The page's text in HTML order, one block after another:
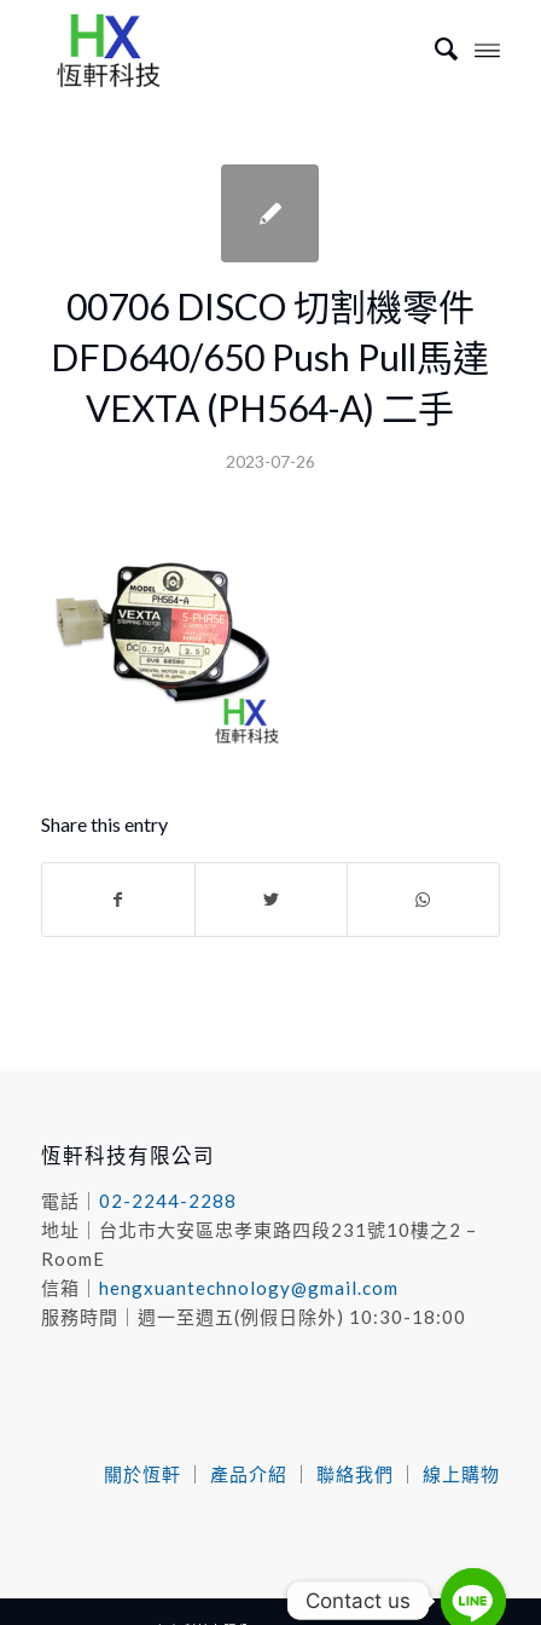
00706 DISCO 切割機零件
DFD640/650 Push Pull馬達
VEXTA (PH564-A) 二手
2023-07-26
Share this entry
恆軒科技有限公司
電話｜ 02-2244-2288
地址｜台北市⼤安區忠孝東路四段231號10樓之2 –
RoomE
信箱｜ hengxuantechnology@gmail.com
服務時間｜週一至週五(例假日除外) 10:30-18:00
關於恆軒 產品介紹 ｜聯絡我們 ｜線上購物
Contact us
Contact us